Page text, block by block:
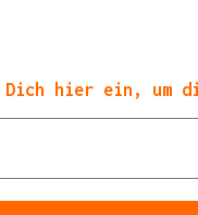
Dich hier ein, um